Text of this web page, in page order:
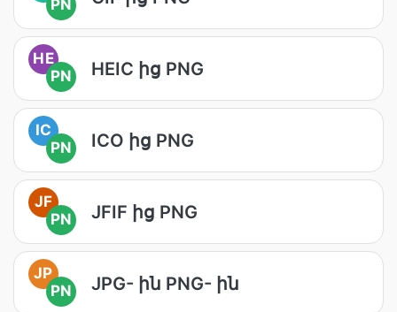
PN
HE
PN
HEIC ից PNG
IC
PN
ICO ից PNG
JF
PN
JFIF ից PNG
JP
PN
JPG- ին PNG- ին